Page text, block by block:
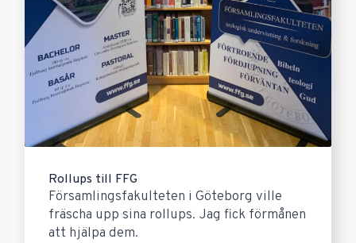
Rollups till FFG
Församlingsfakulteten i Göteborg ville
fräscha upp sina rollups. Jag fick förmånen
att hjälpa dem.